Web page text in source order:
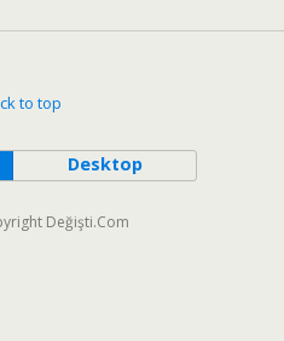
to top
Desktop
Değişti.Com